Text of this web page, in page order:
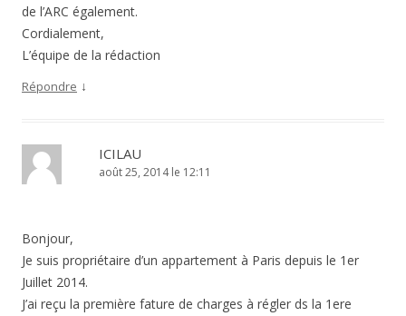
de l’ARC également.
Cordialement,
L’équipe de la rédaction
Répondre ↓
ICILAU
août 25, 2014 le 12:11
Bonjour,
Je suis propriétaire d’un appartement à Paris depuis le 1er
Juillet 2014.
J’ai reçu la première fature de charges à régler ds la 1ere